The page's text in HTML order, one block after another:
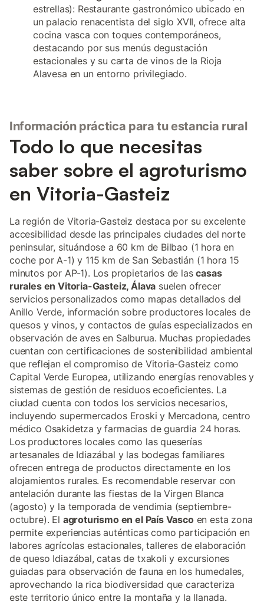
estrellas): Restaurante gastronómico ubicado en
un palacio renacentista del siglo XVII, ofrece alta
cocina vasca con toques contemporáneos,
destacando por sus menús degustación
estacionales y su carta de vinos de la Rioja
Alavesa en un entorno privilegiado.
Información práctica para tu estancia rural
Todo lo que necesitas
saber sobre el agroturismo
en Vitoria-Gasteiz
La región de Vitoria-Gasteiz destaca por su excelente
accesibilidad desde las principales ciudades del norte
peninsular, situándose a 60 km de Bilbao (1 hora en
coche por A-1) y 115 km de San Sebastián (1 hora 15
minutos por AP-1). Los propietarios de lascasas
rurales en Vitoria-Gasteiz, Álava suelen ofrecer
servicios personalizados como mapas detallados del
Anillo Verde, información sobre productores locales de
quesos y vinos, y contactos de guías especializados en
observación de aves en Salburua. Muchas propiedades
cuentan con certificaciones de sostenibilidad ambiental
que reflejan el compromiso de Vitoria-Gasteiz como
Capital Verde Europea, utilizando energías renovables y
sistemas de gestión de residuos ecoeficientes. La
ciudad cuenta con todos los servicios necesarios,
incluyendo supermercados Eroski y Mercadona, centro
médico Osakidetza y farmacias de guardia 24 horas.
Los productores locales como las queserías
artesanales de Idiazábal y las bodegas familiares
ofrecen entrega de productos directamente en los
alojamientos rurales. Es recomendable reservar con
antelación durante las fiestas de la Virgen Blanca
(agosto) y la temporada de vendimia (septiembre-
octubre). El agroturismo en el País Vascoen esta zona
permite experiencias auténticas como participación en
labores agrícolas estacionales, talleres de elaboración
de queso Idiazábal, catas de txakoli y excursiones
guiadas para observación de fauna en los humedales,
aprovechando la rica biodiversidad que caracteriza
este territorio único entre la montaña y la llanada.